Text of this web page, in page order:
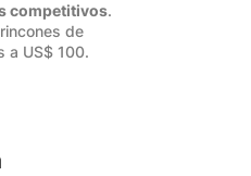
competitivos.
de
a US$ 100.